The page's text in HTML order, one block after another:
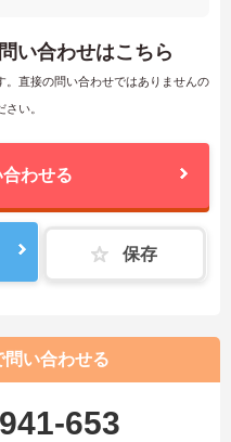
い合わせはこちら
直接の問い合わせではありませんの
い。
わせる
保存
問い合わせる
653